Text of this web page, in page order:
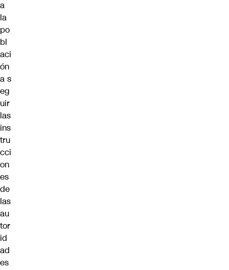
a
la
po
bl
aci
ón
a s
eg
uir
las
ins
tru
cci
on
es
de
las
au
tor
id
ad
es